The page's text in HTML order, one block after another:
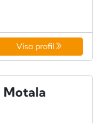
Visa profil
Motala